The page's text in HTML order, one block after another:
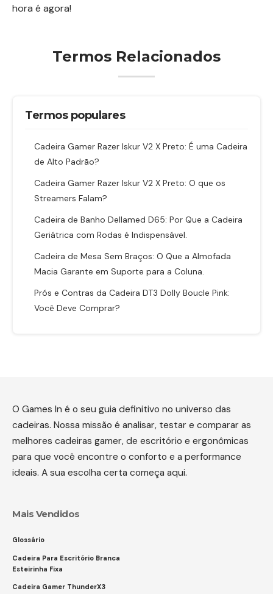
hora é agora!
Termos Relacionados
Termos populares
Cadeira Gamer Razer Iskur V2 X Preto: É uma Cadeira
de Alto Padrão?
Cadeira Gamer Razer Iskur V2 X Preto: O que os
Streamers Falam?
Cadeira de Banho Dellamed D65: Por Que a Cadeira
Geriátrica com Rodas é Indispensável.
Cadeira de Mesa Sem Braços: O Que a Almofada
Macia Garante em Suporte para a Coluna.
Prós e Contras da Cadeira DT3 Dolly Boucle Pink:
Você Deve Comprar?
O Games In é o seu guia definitivo no universo das
cadeiras. Nossa missão é analisar, testar e comparar as
melhores cadeiras gamer, de escritório e ergonômicas
para que você encontre o conforto e a performance
ideais. A sua escolha certa começa aqui.
Mais Vendidos
Glossário
Cadeira Para Escritório Branca
Esteirinha Fixa
Cadeira Gamer ThunderX3